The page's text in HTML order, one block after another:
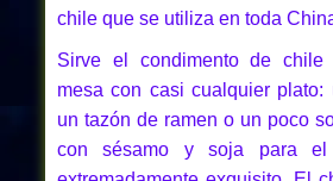
chile que se utiliza en toda
Sirve el condimento de chile
mesa con casi cualquier plato:
un tazón de ramen o un poco
con sésamo y soja para el